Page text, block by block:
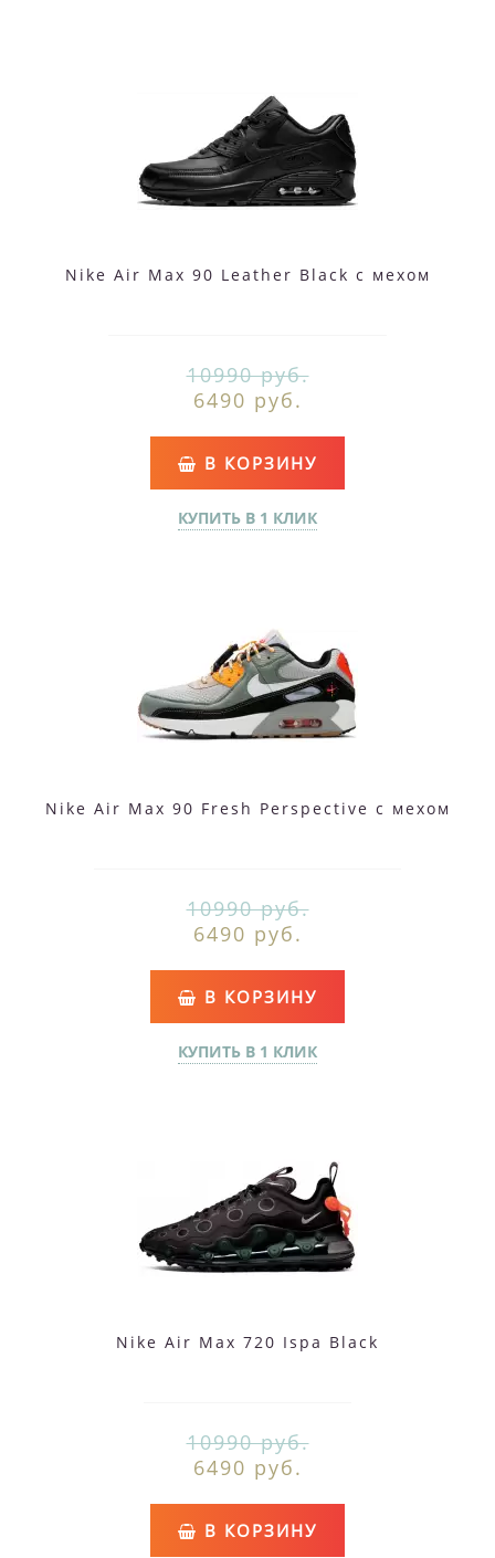
Nike Air Max 90 Leather Black с мехом
10990 руб.
6490 руб.
В КОРЗИНУ
КУПИТЬ В 1 КЛИК
Nike Air Max 90 Fresh Perspective с мехом
10990 руб.
6490 руб.
В КОРЗИНУ
КУПИТЬ В 1 КЛИК
Nike Air Max 720 Ispa Black
10990 руб.
6490 руб.
В КОРЗИНУ